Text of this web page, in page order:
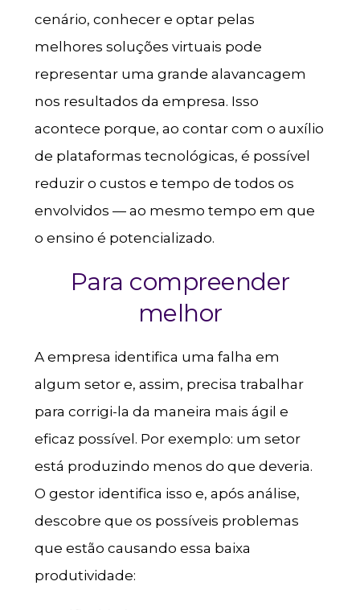
cenário, conhecer e optar pelas
melhores soluções virtuais pode
representar uma grande alavancagem
nos resultados da empresa. Isso
acontece porque, ao contar com o auxílio
de plataformas tecnológicas, é possível
reduzir o custos e tempo de todos os
envolvidos — ao mesmo tempo em que
o ensino é potencializado.
Para compreender
melhor
A empresa identifica uma falha em
algum setor e, assim, precisa trabalhar
para corrigi-la da maneira mais ágil e
eficaz possível. Por exemplo: um setor
está produzindo menos do que deveria.
O gestor identifica isso e, após análise,
descobre que os possíveis problemas
que estão causando essa baixa
produtividade: